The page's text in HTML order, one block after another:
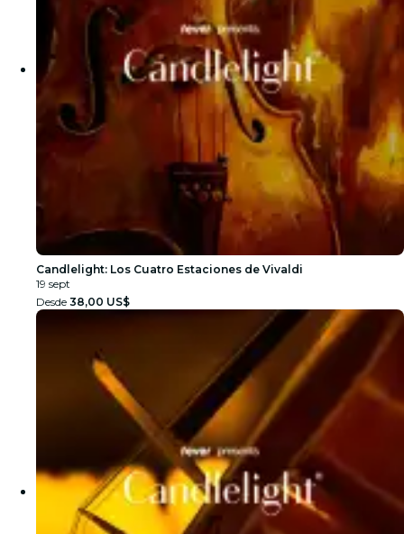
Candlelight: Los Cuatro Estaciones de Vivaldi
19 sept
Desde 38,00 US$